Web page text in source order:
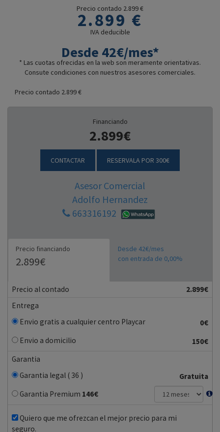
Precio contado 2.899 €
2.899 €
IVA deducible
Desde 42€/mes*
* Las cuotas ofrecidas en la web son meramente orientativas.
Consute condiciones con nuestros asesores comerciales.
Precio contado 2.899 €
Financiando
2.899€
CONTACTAR RESERVALA POR 300€
Asesor Comercial
Adolfo Hernandez
663316192
Precio financiando
2.899€
Desde 42€/mes
con entrada de 0,00%
Precio al contado
2.899€
Entrega
Envio gratis a cualquier centro Playcar
0€
Envio a domicilio
150€
Garantia
Garantia legal ( 36 )
Gratuita
Garantia Premium 146€
Quiero que me ofrezcan el mejor precio para mi
seguro.